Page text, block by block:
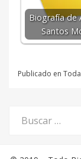
Biografía de
Santos
Publicado en
por: